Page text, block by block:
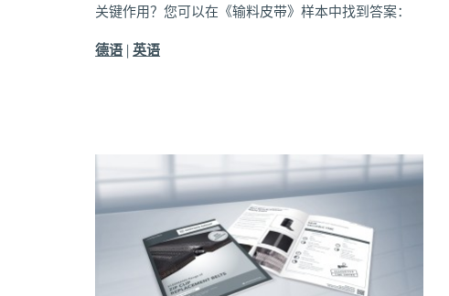
关键作用？您可以在《输料皮带》样本中找到答案：
德语 |英语